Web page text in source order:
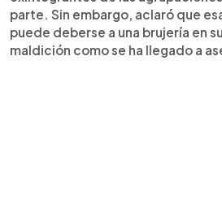
parte. Sin embargo, aclaró que
puede deberse a una brujería en
maldición como se ha llegado a